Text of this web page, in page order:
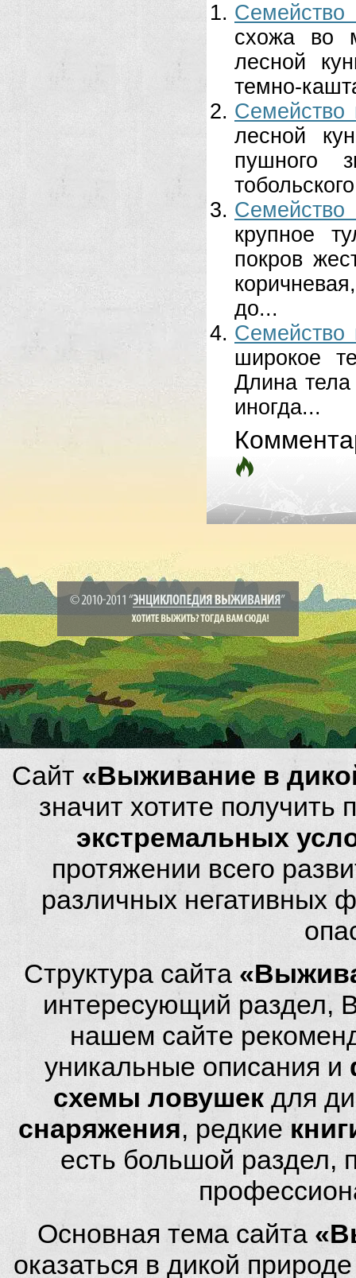
Семейство
схожа во
лесной
темно-
Семейство
лесной
пушного
крупное
покров
до...
Семейство
широкое
Длина
иногда...
Сайт «Выживание в
значит хотите
экстремальных
протяжении всего
различных негативных
Структура сайта
интересующий раздел,
нашем сайте
уникальные описания и
схемы ловушек для
снаряжения, редкие
есть большой
Основная тема сайта
оказаться в дикой